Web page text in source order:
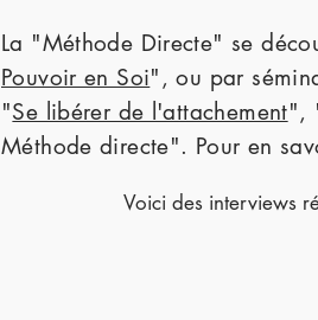
La "Méthode Directe" se
Pouvoir en Soi", ou par
"Se libérer de l'attachement",
Méthode directe". Pour en
Voici des interviews